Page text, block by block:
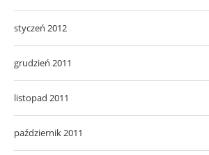
styczeń 2012
grudzień 2011
listopad 2011
październik 2011